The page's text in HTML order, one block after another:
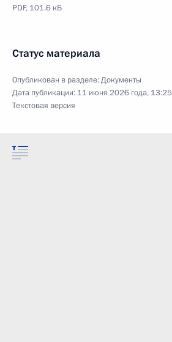
PDF, 101.6 кБ
Статус материала
Опубликован в разделе:Документы
Дата публикации: 11 июня 2026 года, 13:25
Текстовая версия